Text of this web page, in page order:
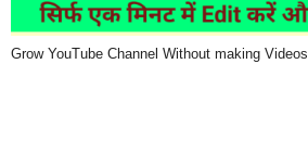
Grow YouTube Channel Without making Videos